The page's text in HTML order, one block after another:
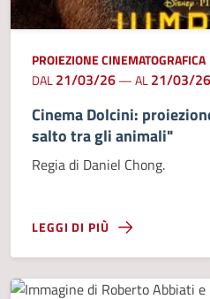
PROIEZIONE CINEMATOGRAFICA
DAL21/03/26—AL21/03/26
Cinema Dolcini:
salto tra gli animali"
Regia di Daniel Chong.
LEGGI DI PIÙ